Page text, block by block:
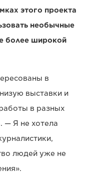
этого проекта
необычные
более широкой
в
выставки и
в разных
— Я не хотела
людей уже не